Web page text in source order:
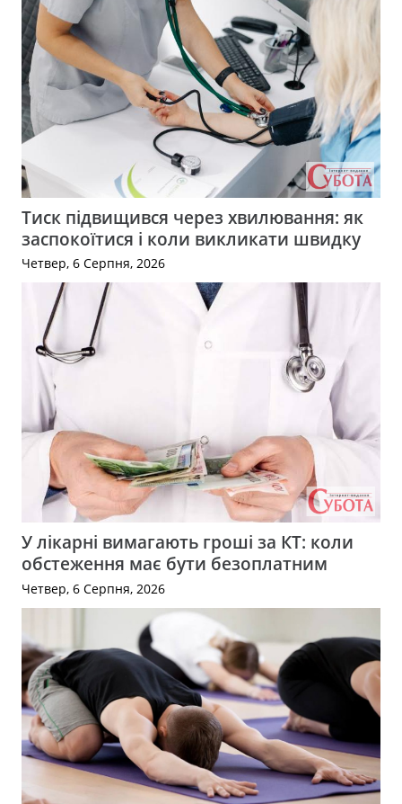
Тиск підвищився через хвилювання: як
заспокоїтися і коли викликати швидку
Четвер, 6 Серпня, 2026
У лікарні вимагають гроші за КТ: коли
обстеження має бути безоплатним
Четвер, 6 Серпня, 2026